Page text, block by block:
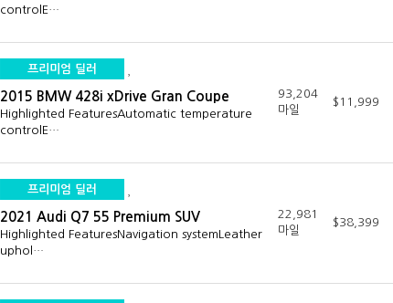
controlE…
프리미엄 딜러
2015 BMW 428i xDrive Gran Coupe
Highlighted FeaturesAutomatic temperature
controlE…
93,204
마일
$11,999
프리미엄 딜러
2021 Audi Q7 55 Premium SUV
Highlighted FeaturesNavigation systemLeather
uphol…
22,981
마일
$38,399